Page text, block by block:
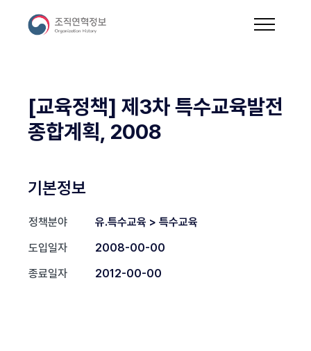
[교육정책] 제3차 특수교육발전
종합계획, 2008
기본정보
정책분야
유.특수교육 > 특수교육
도입일자
2008-00-00
종료일자
2012-00-00